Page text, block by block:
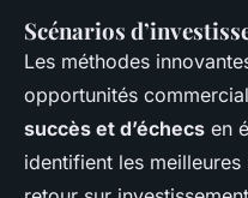
Scénarios
Les méthodes
opportunités
succès et d’échecs en
identifient les